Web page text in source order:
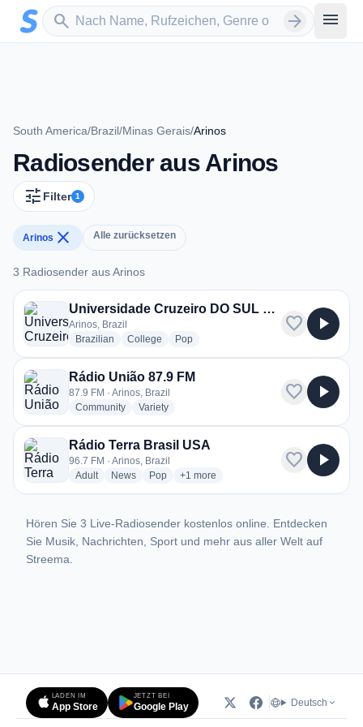
Zum Hauptinhalt springen
search
Sender suchen arrow_forward menu
South America/Brazil/Minas Gerais/Arinos
Radiosender aus Arinos
tune Filter 1
Arinos close Alle zurücksetzen
3 Radiosender aus Arinos
3 Radiosender aus Arinos
Universidade Cruzeiro DO SUL Virtual Polo Arinos
Arinos, Brazil
Brazilian radio stations
College radio stations
Popradio stations
favorite play_arrow
Rádio União 87.9 FM
87.9 FM · Arinos, Brazil
Communityradio stations
Varietyradio stations
favorite play_arrow
Rádio Terra Brasil USA
96.7 FM · Arinos, Brazil
Adultradio stations
Newsradio stations
Popradio stations
+1 more genres for Rádio Terra Brasil
more
favorite play_arrow
Hören Sie 3 Live-Radiosender kostenlos online. Entdecken
Sie Musik, Nachrichten, Sport und mehr aus aller Welt auf
Streema.
LADEN IM
App Store
JETZT BEI
Google Play Deutsch